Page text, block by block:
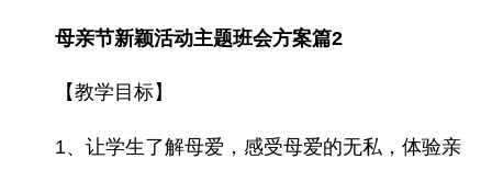
母亲节新颖活动主题班会方案篇2
【教学目标】
1、让学生了解母爱，感受母爱的无私，体验亲